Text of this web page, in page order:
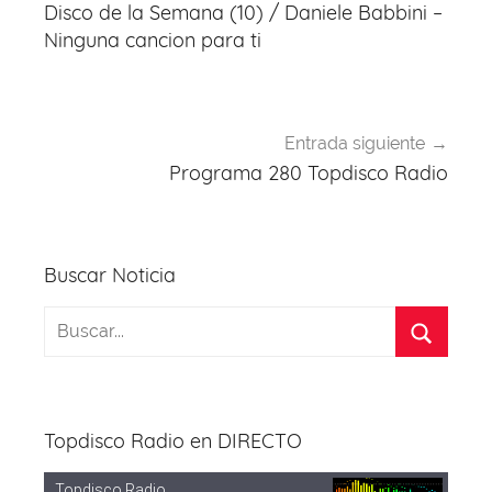
entradas
Disco de la Semana (10) / Daniele Babbini –
Ninguna cancion para ti
Entrada siguiente
Programa 280 Topdisco Radio
Buscar Noticia
Topdisco Radio en DIRECTO